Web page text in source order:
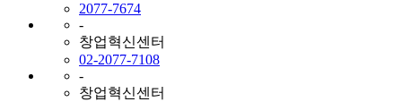
2077-7674
-
창업혁신센터
02-2077-7108
-
창업혁신센터